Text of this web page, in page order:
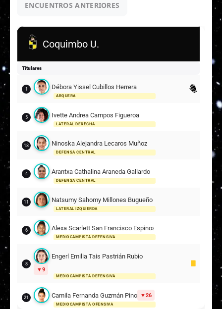
ENCUENTROS ANTERIORES
Coquimbo U.
Titulares
1 Débora Yissel Cubillos Herrera
ARQUERA
5 Ivette Andrea Campos Figueroa
LATERAL DERECHA
18 Ninoska Alejandra Lecaros Muñoz
DEFENSA CENTRAL
4 Arantxa Cathalina Araneda Gallardo
DEFENSA CENTRAL
11 Natsumy Sahomy Millones Bugueño
LATERAL IZQUIERDA
6 Alexa Scarlett San Francisco Espinosa
MEDIOCAMPISTA DEFENSIVA
8
Engerl Emilia Tais Pastrián Rubio
9
MEDIOCAMPISTA DEFENSIVA
21 Camila Fernanda Guzmán Pino 26
MEDIOCAMPISTA OFENSIVA